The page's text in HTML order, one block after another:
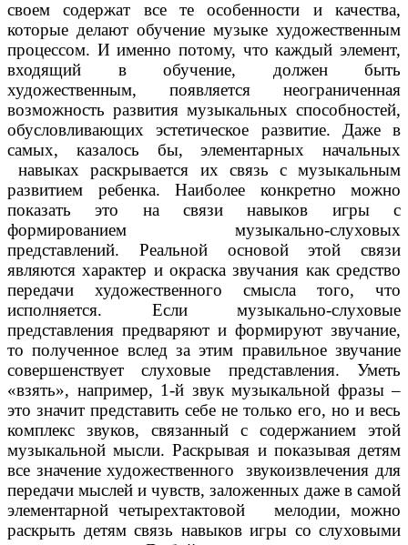
своем содержат все те особенности и качества,
которые делают обучение музыке художественным
процессом. И именно потому, что каждый элемент,
входящий в обучение, должен быть
художественным, появляется неограниченная
возможность развития музыкальных способностей,
обусловливающих эстетическое развитие. Даже в
самых, казалось бы, элементарных начальных
навыках раскрывается их связь с музыкальным
развитием ребенка. Наиболее конкретно можно
показать это на связи навыков игры с
формированием музыкально-слуховых
представлений. Реальной основой этой связи
являются характер и окраска звучания как средство
передачи художественного смысла того, что
исполняется. Если музыкально-слуховые
представления предваряют и формируют звучание,
то полученное вслед за этим правильное звучание
совершенствует слуховые представления. Уметь
«взять», например, 1-й звук музыкальной фразы –
это значит представить себе не только его, но и весь
комплекс звуков, связанный с содержанием этой
музыкальной мысли. Раскрывая и показывая детям
все значение художественного звукоизвлечения для
передачи мыслей и чувств, заложенных даже в самой
элементарной четырехтактовой мелодии, можно
раскрыть детям связь навыков игры со слуховыми